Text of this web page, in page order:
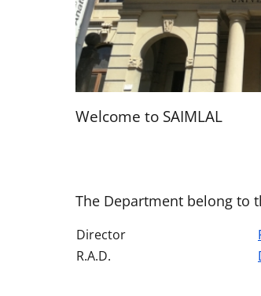
Welcome to SAIMLAL
The Department belong to
Director
R.A.D.